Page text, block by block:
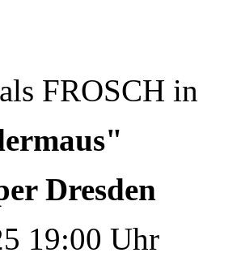
FROSCH in
Dresden
19:00 Uhr